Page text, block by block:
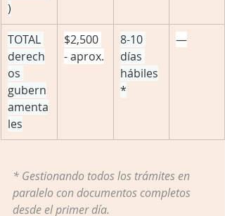
)
TOTAL
derech
os
gubern
amenta
les
$2,500
- aprox.
8-10
días
hábiles
*
—
* Gestionando todos los trámites en
paralelo con documentos completos
desde el primer día.